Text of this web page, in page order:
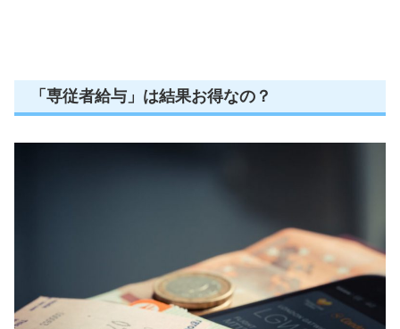
「専従者給与」は結果お得なの？